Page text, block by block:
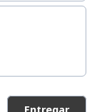
Entregar